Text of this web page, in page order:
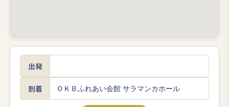
出発
到着